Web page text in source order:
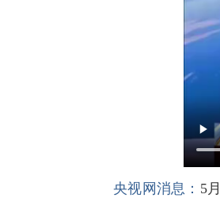
央视网消息： 5